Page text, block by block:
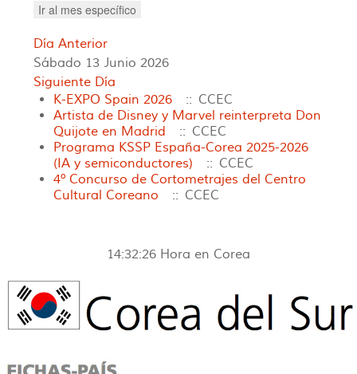
Ir al mes específico
Día Anterior
Sábado 13 Junio 2026
Siguiente Día
K-EXPO Spain 2026
:: CCEC
Artista de Disney y Marvel reinterpreta Don
Quijote en Madrid
:: CCEC
Programa KSSP España-Corea 2025-2026
(IA y semiconductores)
:: CCEC
4º Concurso de Cortometrajes del Centro
Cultural Coreano
:: CCEC
14:32:26 Hora en Corea